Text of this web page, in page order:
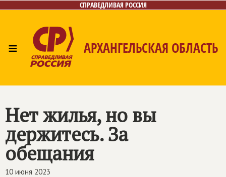
СПРАВЕДЛИВАЯ РОССИЯ
≡ АРХАНГЕЛЬСКАЯ ОБЛАСТЬ
Нет жилья, но вы
держитесь. За
обещания
10 июня 2023